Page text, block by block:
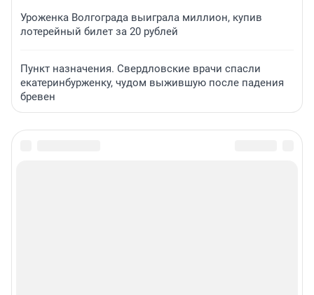
Уроженка Волгограда выиграла миллион, купив
лотерейный билет за 20 рублей
Пункт назначения. Свердловские врачи спасли
екатеринбурженку, чудом выжившую после падения
бревен